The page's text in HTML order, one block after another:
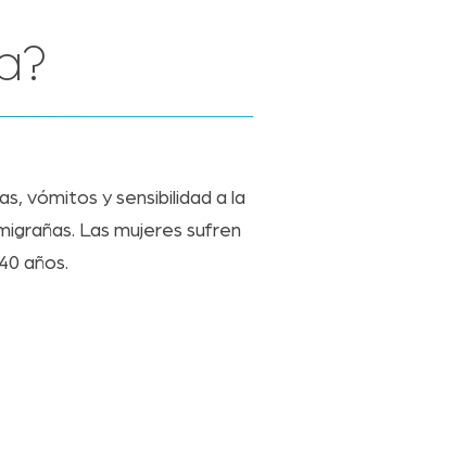
vómitos y sensibilidad a la
Las mujeres sufren
años.